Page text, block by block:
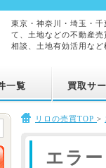
東京・神奈川・埼玉・
て、土地などの不動産
相談、土地有効活用など
一覧 買取サ
リロの売買TOP >
エラー